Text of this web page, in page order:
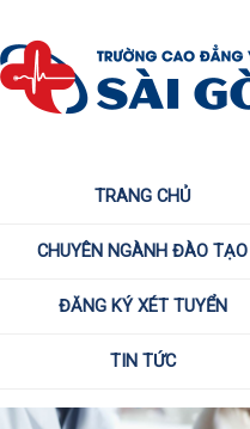
TRANG CHỦ
CHUYÊN NGÀNH ĐÀO TẠO
ĐĂNG KÝ XÉT TUYỂN
TIN TỨC